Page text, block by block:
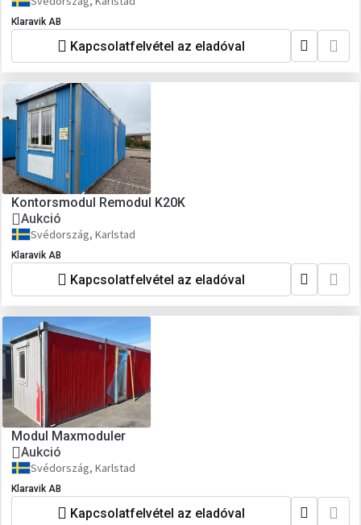
Klaravik AB
Kapcsolatfelvétel az eladóval
Kontorsmodul Remodul K20K
Aukció
Svédország, Karlstad
Klaravik AB
Kapcsolatfelvétel az eladóval
Modul Maxmoduler
Aukció
Svédország, Karlstad
Klaravik AB
Kapcsolatfelvétel az eladóval